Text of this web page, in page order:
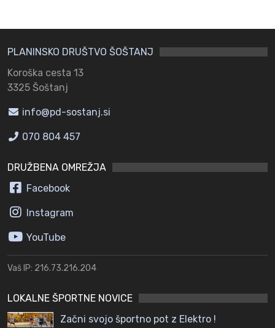
PLANINSKO DRUŠTVO ŠOŠTANJ
Koroška cesta 13
3325 Šoštanj
info@pd-sostanj.si
070 804 457
DRUŽBENA OMREŽJA
Facebook
Instagram
YouTube
Vaš IP: 216.73.216.204
LOKALNE ŠPORTNE NOVICE
Začni svojo športno pot z Elektro !